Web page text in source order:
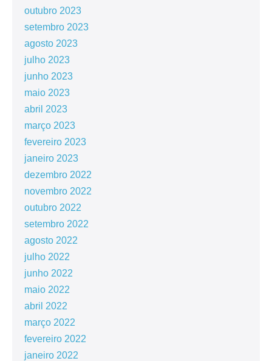
outubro 2023
setembro 2023
agosto 2023
julho 2023
junho 2023
maio 2023
abril 2023
março 2023
fevereiro 2023
janeiro 2023
dezembro 2022
novembro 2022
outubro 2022
setembro 2022
agosto 2022
julho 2022
junho 2022
maio 2022
abril 2022
março 2022
fevereiro 2022
janeiro 2022